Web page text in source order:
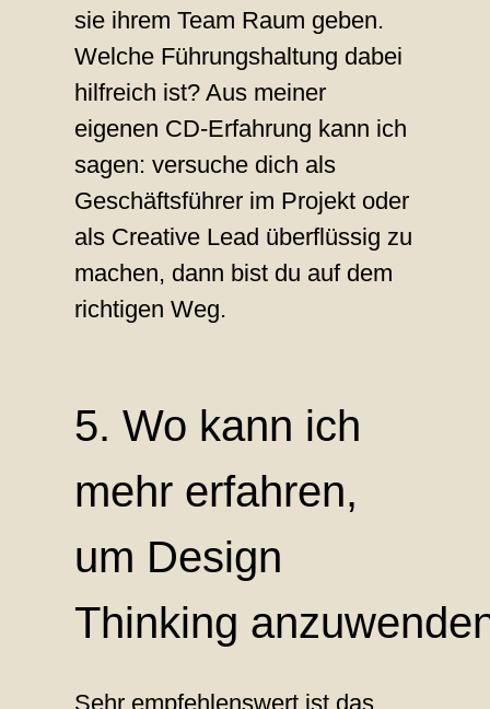
sie ihrem Team Raum geben.
Welche Führungshaltung dabei
hilfreich ist? Aus meiner
eigenen CD-Erfahrung kann ich
sagen: versuche dich als
Geschäftsführer im Projekt oder
als Creative Lead überflüssig zu
machen, dann bist du auf dem
richtigen Weg.
5. Wo kann ich
mehr erfahren,
um Design
Thinking
Sehr empfehlenswert ist das